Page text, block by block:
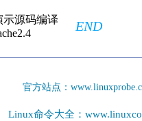
END
官方站点：
Linux命令大全：